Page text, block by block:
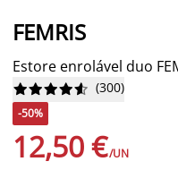
FEMRIS
Estore enrolável duo





 (300)
-50%
12,50 €/UN